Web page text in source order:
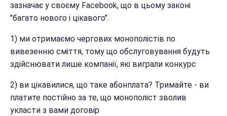
зазначає у своєму Facebook, що в цьому законі
"багато нового і цікавого".
1) ми отримаємо чергових монополістів по
вивезенню сміття, тому що обслуговування будуть
здійснювати лише компанії, які виграли конкурс
2) ви цікавилися, що таке абонплата? Тримайте - ви
платите постійно за те, що монополіст зволив
укласти з вами договір